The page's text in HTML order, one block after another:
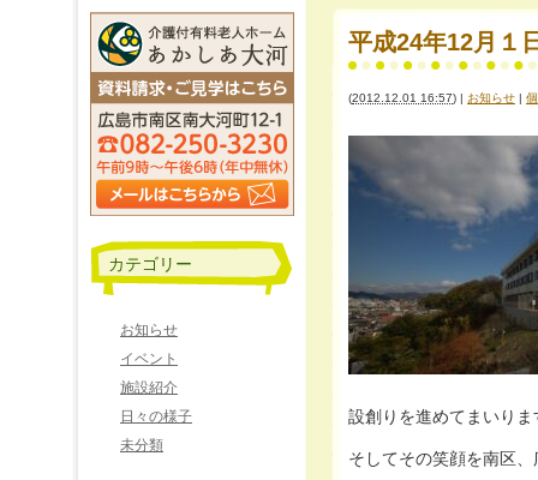
平成24年12月１
(2012.12.01 16:57) | お知らせ |
設創りを進めてまいりま
そしてその笑顔を南区
カテゴリー
お知らせ
イベント
施設紹介
日々の様子
未分類